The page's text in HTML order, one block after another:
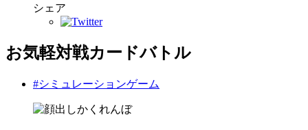
シェア
お気軽対戦カードバトル
#シミュレーションゲーム